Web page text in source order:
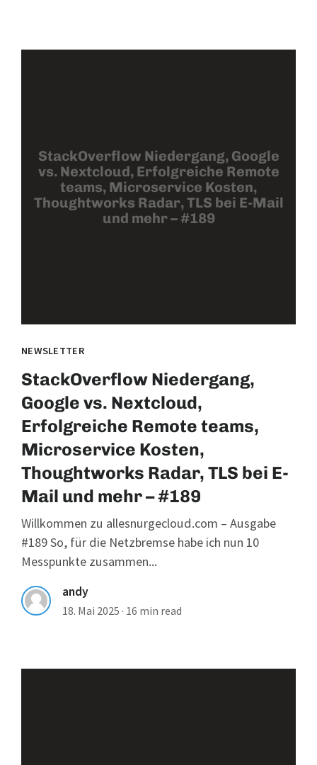
StackOverflow Niedergang, Google
vs. Nextcloud, Erfolgreiche Remote
teams, Microservice Kosten,
Thoughtworks Radar, TLS bei E-Mail
und mehr – #189
NEWSLETTER
StackOverflow Niedergang,
Google vs. Nextcloud,
Erfolgreiche Remote teams,
Microservice Kosten,
Thoughtworks Radar, TLS bei E-
Mail und mehr – #189
Willkommen zu allesnurgecloud.com – Ausgabe
#189 So, für die Netzbremse habe ich nun 10
Messpunkte zusammen...
andy
18. Mai 2025 · 16 min read